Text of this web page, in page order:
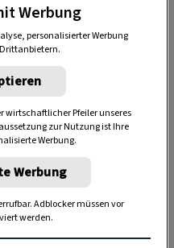
(Helix pomatia) als
heißen.
und
nützlich?
Tigerschnegel
von anderen
Arten, die als
Werbung
personalisierter Werbung
wirtschaftlicher Pfeiler unseres
zur Nutzung ist Ihre
Werbung.
Werbung
Adblocker müssen vor
werden.